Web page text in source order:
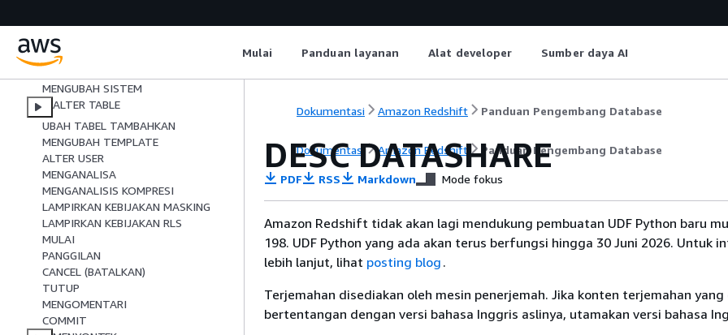
Mulai Panduan layanan Alat developer Sumber daya AI
MENGUBAH KEBIJAKAN RLS
MENGUBAH PERAN
MENGUBAH PROSEDUR
MENGUBAH SISTEM
ALTER TABLE
UBAH TABEL TAMBAHKAN
MENGUBAH TEMPLATE
ALTER USER
MENGANALISA
MENGANALISIS KOMPRESI
LAMPIRKAN KEBIJAKAN MASKING
LAMPIRKAN KEBIJAKAN RLS
MULAI
PANGGILAN
CANCEL (BATALKAN)
TUTUP
MENGOMENTARI
COMMIT
Dokumentasi Amazon Redshift Panduan Pengembang Database
Dokumentasi Amazon Redshift Panduan Pengembang Database
DESC DATASHARE
PDF RSS Markdown Mode fokus
Amazon Redshift tidak akan lagi mendukung pembuatan UDF Python baru
198. UDF Python yang ada akan terus berfungsi hingga 30 Juni 2026. Untuk
lebih lanjut, lihat posting blog .
Terjemahan disediakan oleh mesin penerjemah. Jika konten terjemahan yang
bertentangan dengan versi bahasa Inggris aslinya, utamakan versi bahasa